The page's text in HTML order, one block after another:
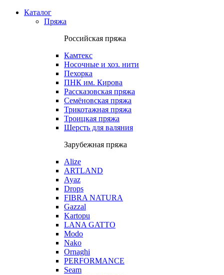
Каталог
Пряжа
Российская пряжа
Камтекс
Носочные и хоз. нити
Пехорка
ПНК им. Кирова
Рассказовская пряжа
Семёновская пряжа
Трикотажная пряжа
Троицкая пряжа
Шерсть для валяния
Зарубежная пряжа
Alize
ARTLAND
Ayaz
Drops
FIBRA NATURA
Gazzal
Kartopu
LANA GATTO
Modo
Nako
Ornaghi
PERFORMANCE
Seam